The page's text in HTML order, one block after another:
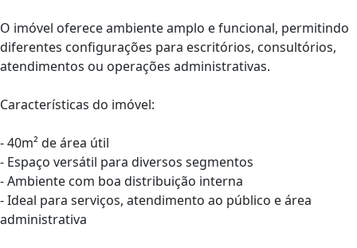
O imóvel oferece ambiente amplo e funcional, permitindo
diferentes configurações para escritórios, consultórios,
atendimentos ou operações administrativas.
Características do imóvel:
- 40m² de área útil
- Espaço versátil para diversos segmentos
- Ambiente com boa distribuição interna
- Ideal para serviços, atendimento ao público e área
administrativa